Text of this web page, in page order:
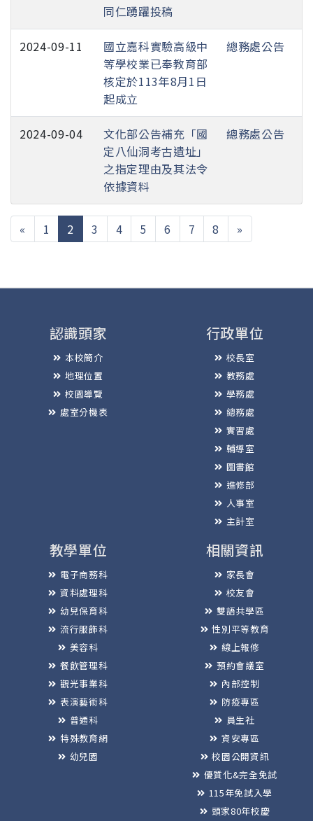
同仁踴躍投稿
2024-09-11
國立嘉科實驗高級中
等學校業已奉教育部
核定於113年8月1日
起成立
總務處公告
2024-09-04
文化部公告補充「國
定八仙洞考古遺址」
之指定理由及其法令
依據資料
總務處公告
« 1 2 (current)
3 4 5 6 7 8 »
認識頭家
本校簡介
地理位置
校園導覽
處室分機表
行政單位
校長室
教務處
學務處
總務處
實習處
輔導室
圖書館
進修部
人事室
主計室
教學單位
電子商務科
資料處理科
幼兒保育科
流行服飾科
美容科
餐飲管理科
觀光事業科
表演藝術科
普通科
特殊教育網
幼兒園
相關資訊
家長會
校友會
雙語共學區
性別平等教育
線上報修
預約會議室
內部控制
防疫專區
員生社
資安專區
校園公開資訊
優質化&完全免試
115年免試入學
頭家80年校慶